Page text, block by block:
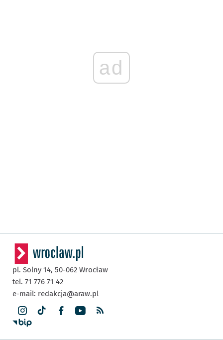
ad
pl. Solny 14, 50-062 Wrocław
tel. 71 776 71 42
e-mail: redakcja@araw.pl